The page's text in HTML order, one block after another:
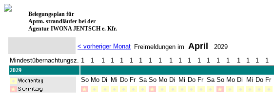
Belegungsplan für
Aptm. strandläufer bei der
Agentur IWONA JENTSCH e. Kfr.
< vorheriger Monat Freimeldungen im April 2029
Mindestübernachtungsz. 1 1 1 1 1 1 1 1 1 1 1 1 1 1 1 1 1 1 1 1
2029
So Mo Di Mi Do Fr Sa So Mo Di Mi Do Fr Sa So Mo Di Mi Do Fr